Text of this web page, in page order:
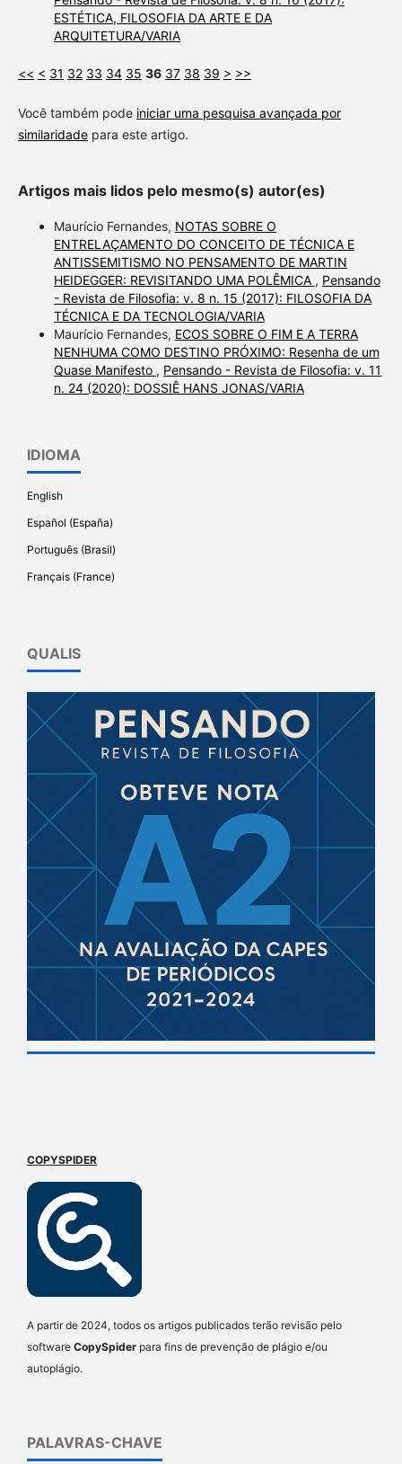
ESTÉTICA, FILOSOFIA DA ARTE E DA
ARQUITETURA/VARIA
<< < 31 32 33 34 35 36 37 38 39 > >>
Você também pode iniciar uma pesquisa avançada por
similaridadepara este artigo.
Artigos mais lidos pelo mesmo(s) autor(es)
Maurício Fernandes, NOTAS SOBRE O
ENTRELAÇAMENTO DO CONCEITO DE TÉCNICA E
ANTISSEMITISMO NO PENSAMENTO DE MARTIN
HEIDEGGER: REVISITANDO UMA POLÊMICA , Pensando
- Revista de Filosofia: v. 8 n. 15 (2017): FILOSOFIA DA
TÉCNICA E DA TECNOLOGIA/VARIA
Maurício Fernandes, ECOS SOBRE O FIM E A TERRA
NENHUMA COMO DESTINO PRÓXIMO: Resenha de um
Quase Manifesto , Pensando - Revista de Filosofia: v. 11
n. 24 (2020): DOSSIÊ HANS JONAS/VARIA
IDIOMA
English
Español (España)
Português (Brasil)
Français (France)
QUALIS
COPYSPIDER
A partir de 2024, todos os artigos publicados terão revisão pelo
software CopySpider para fins de prevenção de plágio e/ou
autoplágio.
PALAVRAS-CHAVE